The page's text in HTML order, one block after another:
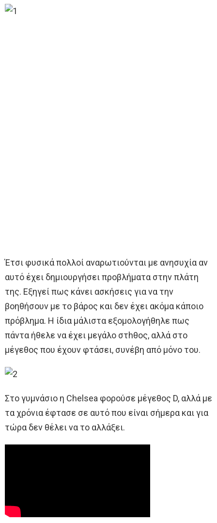
Έτσι φυσικά πολλοί αναρωτιούνται με ανησυχία αν
αυτό έχει δημιουργήσει προβλήματα στην πλάτη
της. Εξηγεί πως κάνει ασκήσεις για να την
βοηθήσουν με το βάρος και δεν έχει ακόμα κάποιο
πρόβλημα. Η ίδια μάλιστα εξομολογήθηλε πως
πάντα ήθελε να έχει μεγάλο στhθος, αλλά στο
μέγεθος που έχουν φτάσει, συνέβη από μόνο του.
Στο γυμνάσιο η Chelsea φορούσε μέγεθος D, αλλά με
τα χρόνια έφτασε σε αυτό που είναι σήμερα και για
τώρα δεν θέλει να το αλλάξει.